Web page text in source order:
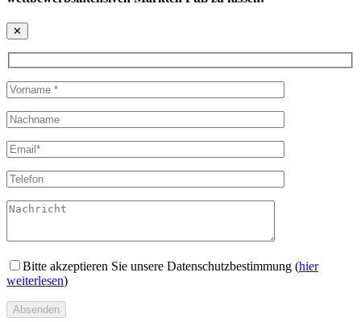
✕
Bitte akzeptieren Sie unsere Datenschutzbestimmung (hier
weiterlesen)
Absenden